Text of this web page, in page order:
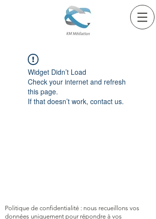
Widget Didn’t Load
Check your internet and refresh
this page.
If that doesn’t work, contact us.
Politique de confidentialité : nous recueillons vos
données uniquement pour répondre à vos